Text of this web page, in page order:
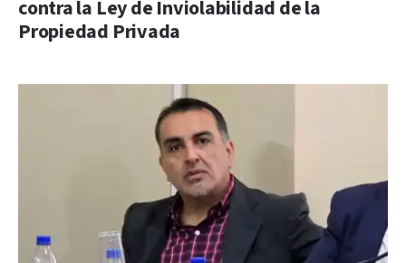
contra la Ley de Inviolabilidad de la
Propiedad Privada